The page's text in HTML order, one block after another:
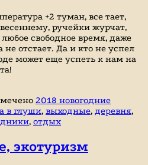
+2 туман, все тает,
ручейки журчат,
свободное время, даже
не отстает. Да и кто не успел
может еще успеть к нам на
2018 новогодние
в глуши, выходные, деревня,
, отдых
экотуризм